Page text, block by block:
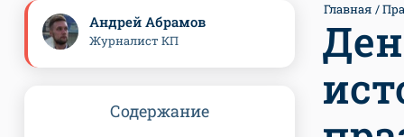
Главная
Андрей Абрамов
Журналист КП
Содержание